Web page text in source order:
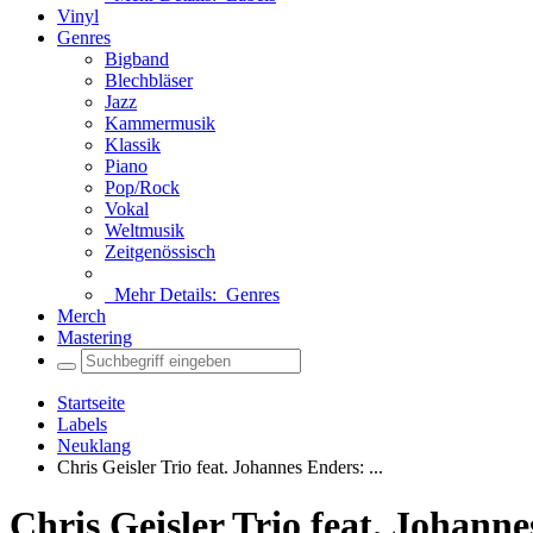
Vinyl
Genres
Bigband
Blechbläser
Jazz
Kammermusik
Klassik
Piano
Pop/Rock
Vokal
Weltmusik
Zeitgenössisch
Mehr Details: Genres
Merch
Mastering
Startseite
Labels
Neuklang
Chris Geisler Trio feat. Johannes Enders: ...